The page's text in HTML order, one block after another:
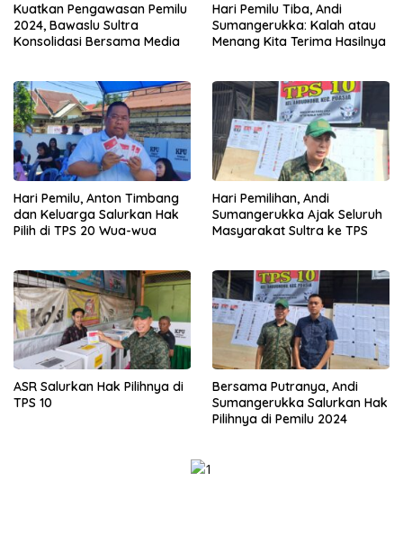
Kuatkan Pengawasan Pemilu
2024, Bawaslu Sultra
Konsolidasi Bersama Media
Hari Pemilu Tiba, Andi
Sumangerukka: Kalah atau
Menang Kita Terima Hasilnya
Hari Pemilu, Anton Timbang
dan Keluarga Salurkan Hak
Pilih di TPS 20 Wua-wua
Hari Pemilihan, Andi
Sumangerukka Ajak Seluruh
Masyarakat Sultra ke TPS
ASR Salurkan Hak Pilihnya di
TPS 10
Bersama Putranya, Andi
Sumangerukka Salurkan Hak
Pilihnya di Pemilu 2024